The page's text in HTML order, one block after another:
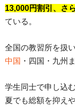
13,000円割引、さ
ている。
全国の教習所を扱
中国 ・四国・九州
学生同士で申し込
夏でも総額を抑え